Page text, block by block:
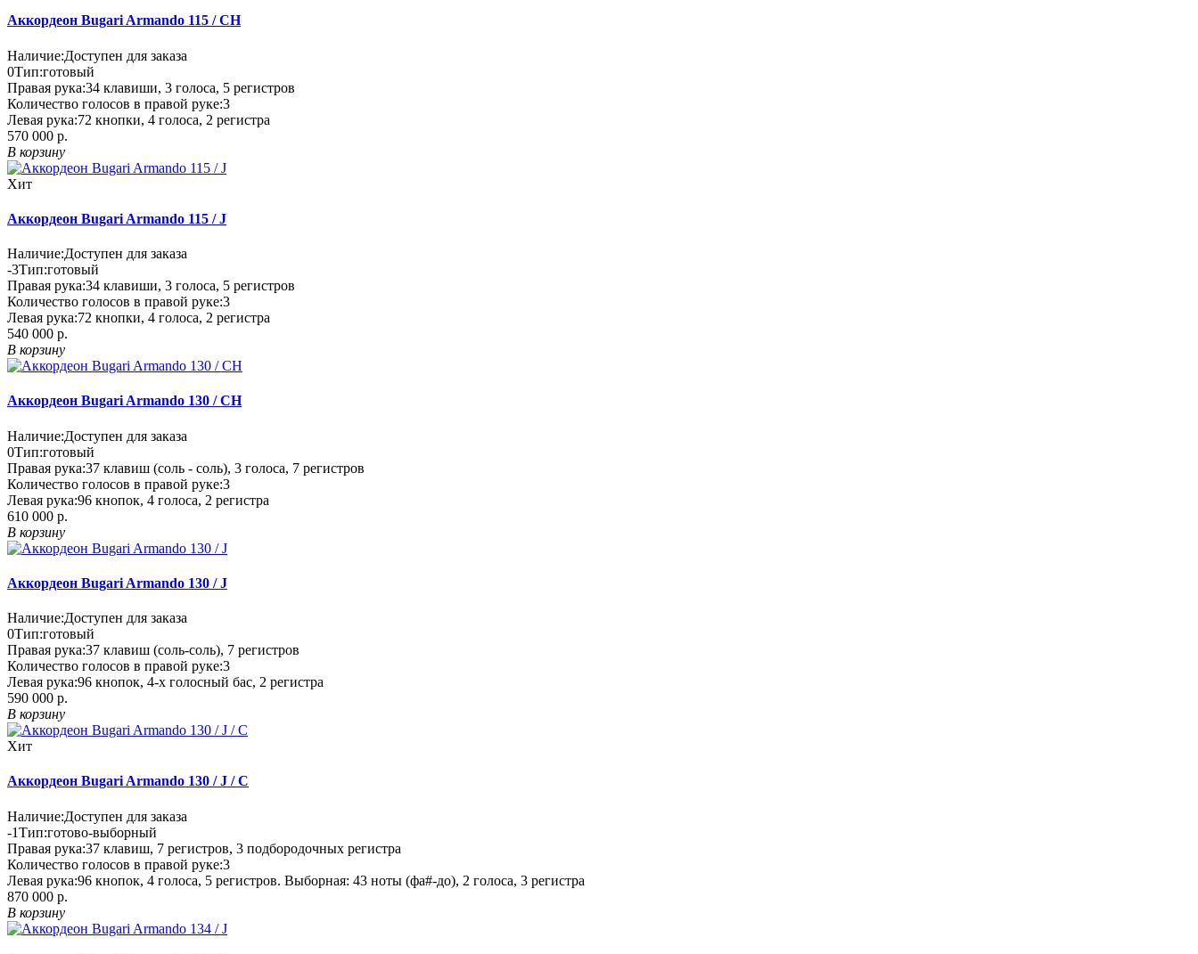
Аккордеон Bugari Armando 115 / CH
Наличие:Доступен для заказа
0Тип:готовый
Правая рука:34 клавиши, 3 голоса, 5 регистров
Количество голосов в правой руке:3
Левая рука:72 кнопки, 4 голоса, 2 регистра
570 000 р.
В корзину
Хит
Аккордеон Bugari Armando 115 / J
Наличие:Доступен для заказа
-3Тип:готовый
Правая рука:34 клавиши, 3 голоса, 5 регистров
Количество голосов в правой руке:3
Левая рука:72 кнопки, 4 голоса, 2 регистра
540 000 р.
В корзину
Аккордеон Bugari Armando 130 / CH
Наличие:Доступен для заказа
0Тип:готовый
Правая рука:37 клавиш (соль - соль), 3 голоса, 7 регистров
Количество голосов в правой руке:3
Левая рука:96 кнопок, 4 голоса, 2 регистра
610 000 р.
В корзину
Аккордеон Bugari Armando 130 / J
Наличие:Доступен для заказа
0Тип:готовый
Правая рука:37 клавиш (соль-соль), 7 регистров
Количество голосов в правой руке:3
Левая рука:96 кнопок, 4-х голосный бас, 2 регистра
590 000 р.
В корзину
Хит
Аккордеон Bugari Armando 130 / J / C
Наличие:Доступен для заказа
-1Тип:готово-выборный
Правая рука:37 клавиш, 7 регистров, 3 подбородочных регистра
Количество голосов в правой руке:3
Левая рука:96 кнопок, 4 голоса, 5 регистров. Выборная: 43 ноты (фа#-до), 2 голоса, 3 регистра
870 000 р.
В корзину